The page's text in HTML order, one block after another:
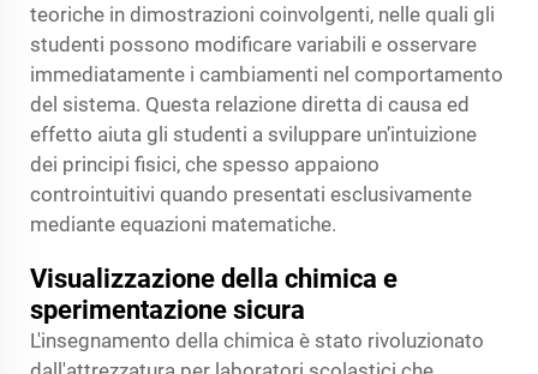
teoriche in dimostrazioni coinvolgenti, nelle quali gli
studenti possono modificare variabili e osservare
immediatamente i cambiamenti nel comportamento
del sistema. Questa relazione diretta di causa ed
effetto aiuta gli studenti a sviluppare un’intuizione
dei principi fisici, che spesso appaiono
controintuitivi quando presentati esclusivamente
mediante equazioni matematiche.
Visualizzazione della chimica e
sperimentazione sicura
L'insegnamento della chimica è stato rivoluzionato